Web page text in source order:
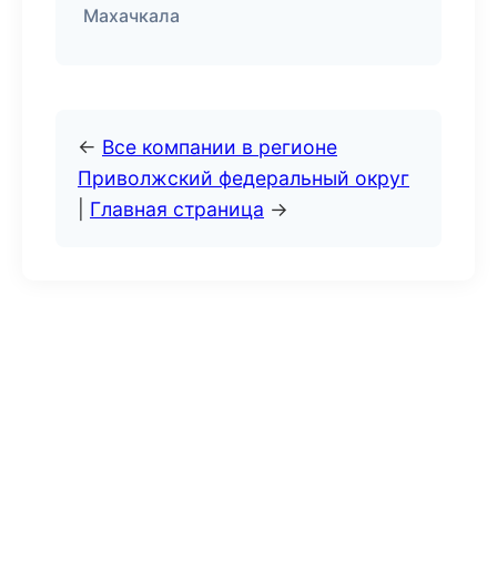
Махачкала
← Все компании в регионе
Приволжский федеральный округ
Главная страница →